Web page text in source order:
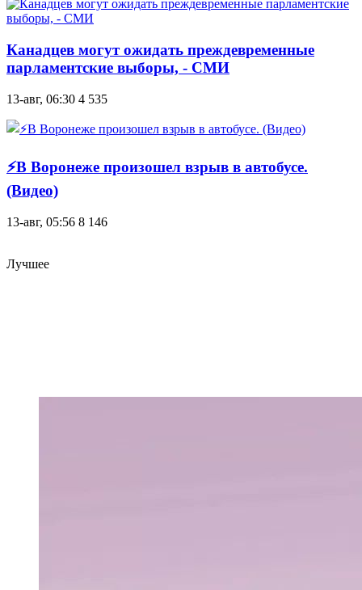
Канадцев могут ожидать преждевременные
парламентские выборы, - СМИ
13-авг, 06:30 4 535
⚡В Воронеже произошел взрыв в автобусе.
(Видео)
13-авг, 05:56 8 146
Лучшее